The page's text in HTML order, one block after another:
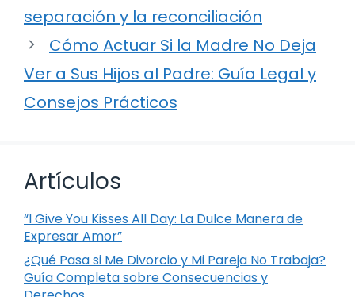
separación y la reconciliación
Cómo Actuar Si la Madre No Deja
Ver a Sus Hijos al Padre: Guía Legal y
Consejos Prácticos
Artículos
“I Give You Kisses All Day: La Dulce Manera de
Expresar Amor”
¿Qué Pasa si Me Divorcio y Mi Pareja No Trabaja?
Guía Completa sobre Consecuencias y